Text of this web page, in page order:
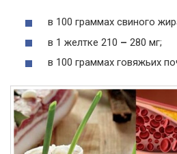
в 100 граммах свиного
в 1 желтке 210 – 280 мг;
в 100 граммах говяжьих